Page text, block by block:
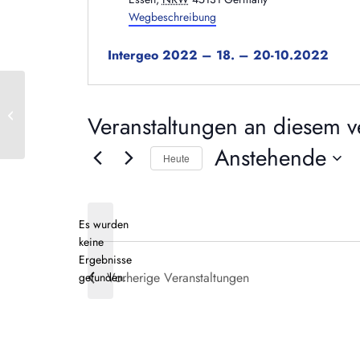
Wegbeschreibung
Intergeo 2022 – 18. – 20-10.2022
Veranstaltungen an diesem
Hinweis
Es wurden
keine
Ergebnisse
gefunden.
Heute Anstehende
Vorherige Veranstaltungen